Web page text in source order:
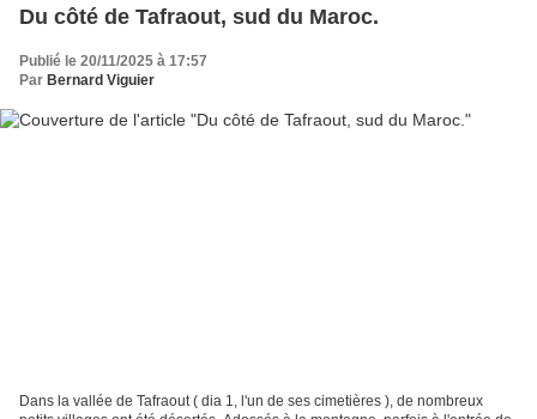
Du côté de Tafraout, sud du Maroc.
Publié le 20/11/2025 à 17:57
Par Bernard Viguier
Dans la vallée de Tafraout ( dia 1, l'un de ses cimetières ), de nombreux